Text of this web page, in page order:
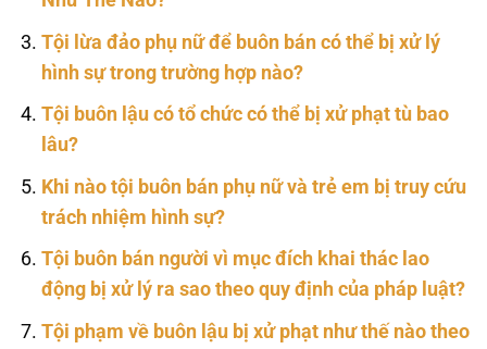
Tội lừa đảo phụ nữ để buôn bán có thể bị xử lý
hình sự trong trường hợp nào?
Tội buôn lậu có tổ chức có thể bị xử phạt tù bao
lâu?
Khi nào tội buôn bán phụ nữ và trẻ em bị truy cứu
trách nhiệm hình sự?
Tội buôn bán người vì mục đích khai thác lao
động bị xử lý ra sao theo quy định của pháp luật?
Tội phạm về buôn lậu bị xử phạt như thế nào theo